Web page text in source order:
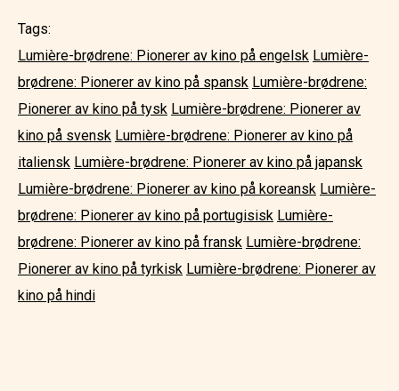
Tags:
Lumière-brødrene: Pionerer av kino på engelsk Lumière-
brødrene: Pionerer av kino på spansk Lumière-brødrene:
Pionerer av kino på tysk Lumière-brødrene: Pionerer av
kino på svensk Lumière-brødrene: Pionerer av kino på
italiensk Lumière-brødrene: Pionerer av kino på japansk
Lumière-brødrene: Pionerer av kino på koreansk Lumière-
brødrene: Pionerer av kino på portugisisk Lumière-
brødrene: Pionerer av kino på fransk Lumière-brødrene:
Pionerer av kino på tyrkisk Lumière-brødrene: Pionerer av
kino på hindi